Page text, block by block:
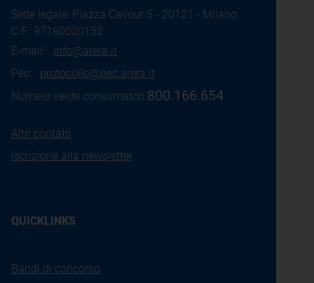
Sede legale: Piazza Cavour 5 - 20121 - Milano
C.F.: 97190020152
E-mail: info@arera.it
Pec: protocollo@pec.arera.it
Numero verde consumatori:800.166.654
Altri contatti
Iscrizione alla newsletter
QUICKLINKS
Bandi di concorso